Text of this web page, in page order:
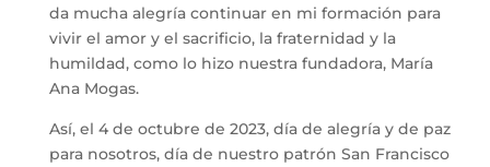
da mucha alegría continuar en mi formación para
vivir el amor y el sacrificio, la fraternidad y la
humildad, como lo hizo nuestra fundadora, María
Ana Mogas.
Así, el 4 de octubre de 2023, día de alegría y de paz
para nosotros, día de nuestro patrón San Francisco